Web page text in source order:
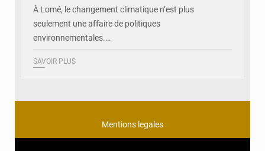
À Lomé, le changement climatique n’est plus
seulement une affaire de politiques
environnementales.…
SAVOIR PLUS
Mentions legales